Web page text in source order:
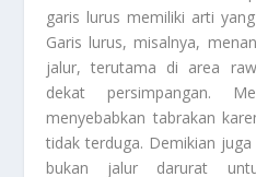
garis lurus memiliki arti
Garis lurus, misalnya,
jalur, terutama di area
dekat persimpangan.
menyebabkan tabrakan
tidak terduga. Demikian
bukan jalur darurat